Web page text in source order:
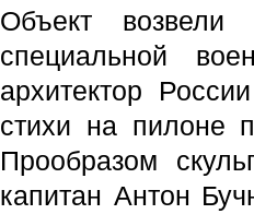
Объект возвели
специальной
архитектор
стихи на пилоне
Прообразом
капитан Антон